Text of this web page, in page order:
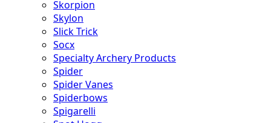
Skorpion
Skylon
Slick Trick
Socx
Specialty Archery Products
Spider
Spider Vanes
Spiderbows
Spigarelli